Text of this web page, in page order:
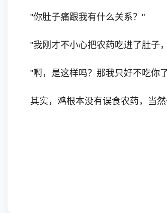
"你肚子痛跟我有什么关系？"
"我刚才不小心把农药吃进了肚子
"啊，是这样吗？那我只好不吃你
其实，鸡根本没有误食农药，当